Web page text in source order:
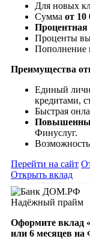
Для новых
Сумма от 10
Процентная
Проценты
Пополнение
Преимущества
Единый
кредитами,
Быстрая
Финуслуг.
Перейти на сайт
Открыть вклад
Надёжный прайм
Оформите вклад
или 6 месяцев на